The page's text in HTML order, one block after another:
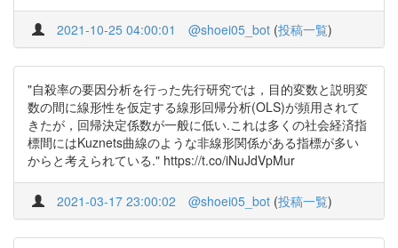
2021-10-25 04:00:01 @shoei05_bot (投稿一覧)
"自殺率の要因分析を行った先行研究では，目的変数と説明変
数の間に線形性を仮定する線形回帰分析(OLS)が頻用されて
きたが，回帰決定係数が一般に低い.これは多くの社会経済指
標間にはKuznets曲線のような非線形関係がある指標が多い
からと考えられている." https://t.co/iNuJdVpMur
2021-03-17 23:00:02 @shoei05_bot (投稿一覧)